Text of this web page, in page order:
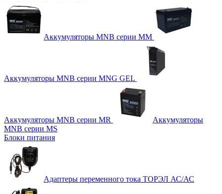
Аккумуляторы MNB серии MM
Аккумуляторы MNB серии MNG GEL
Аккумуляторы MNB серии MR
Аккумуляторы
MNB серии MS
Блоки питания
Адаптеры переменного тока ТОРЭЛ АС/АС